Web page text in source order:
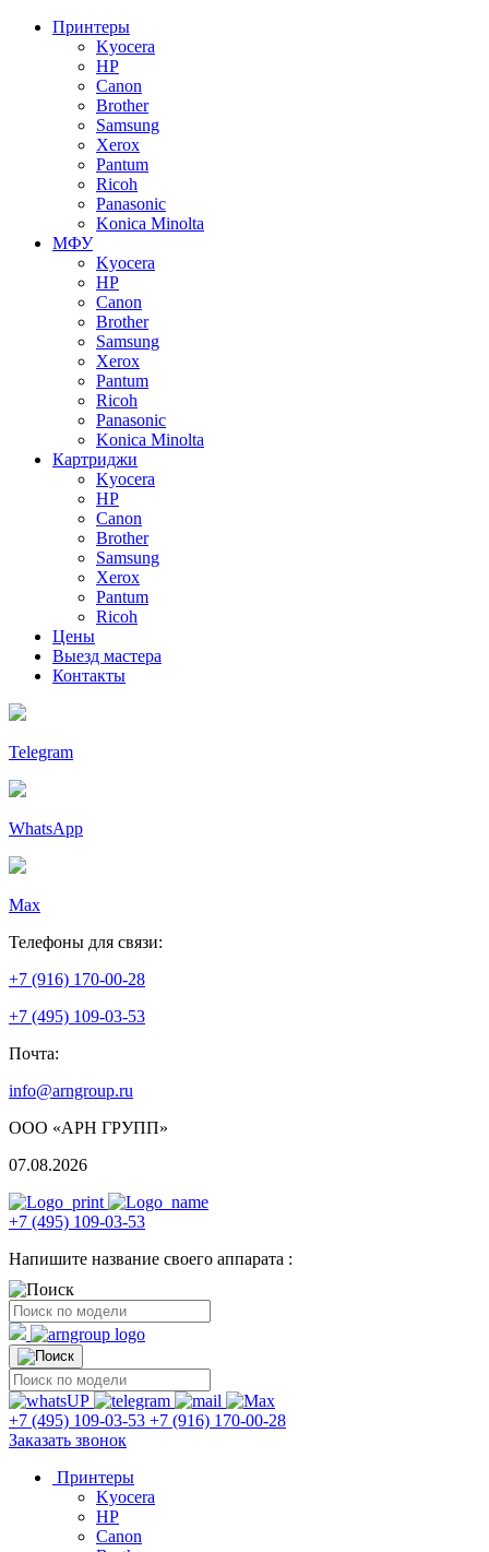
Принтеры
Kyocera
HP
Canon
Brother
Samsung
Xerox
Pantum
Ricoh
Panasonic
Konica Minolta
МФУ
Kyocera
HP
Canon
Brother
Samsung
Xerox
Pantum
Ricoh
Panasonic
Konica Minolta
Картриджи
Kyocera
HP
Canon
Brother
Samsung
Xerox
Pantum
Ricoh
Цены
Выезд мастера
Контакты
Telegram
WhatsApp
Max
Телефоны для связи:
+7 (916) 170-00-28
+7 (495) 109-03-53
Почта:
info@arngroup.ru
ООО «АРН ГРУПП»
07.08.2026
+7 (495) 109-03-53
Напишите название своего аппарата :
+7 (495) 109-03-53 +7 (916) 170-00-28
Заказать звонок
Принтеры
Kyocera
HP
Canon